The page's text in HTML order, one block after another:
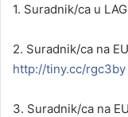
1. Suradnik/ca u
2. Suradnik/ca na
http://tiny.cc/rgc3by
3. Suradnik/ca na